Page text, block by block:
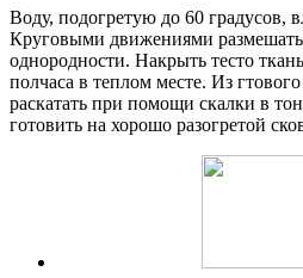
Воду, подогретую до 60 градусов,
Круговыми движениями размешать
однородности. Накрыть тесто
полчаса в теплом месте. Из
раскатать при помощи скалки в
готовить на хорошо разогретой